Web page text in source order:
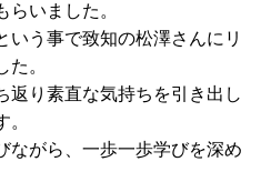
らいました。
いう事で致知の松澤さんにリ
た。
返り素直な気持ちを引き出し
ながら、一歩一歩学びを深め